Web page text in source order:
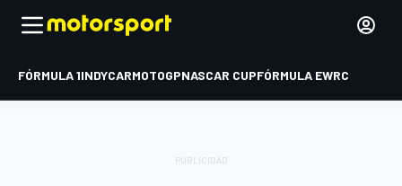
FÓRMULA 1INDYCARMOTOGPNASCAR CUPFÓRMULA EWRC